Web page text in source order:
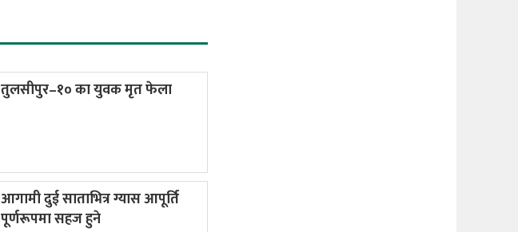
तुलसीपुर–१० का युवक मृत फेला
आगामी दुई साताभित्र ग्यास आपूर्ति
पूर्णरूपमा सहज हुने